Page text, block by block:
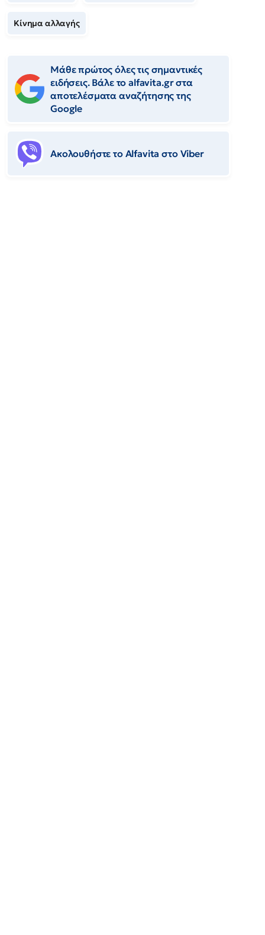
Κίνημα αλλαγής
Μάθε πρώτος όλες τις σημαντικές
ειδήσεις. Βάλε το alfavita.gr στα
αποτελέσματα αναζήτησης της
Google
Ακολουθήστε το Αlfavita στο Viber